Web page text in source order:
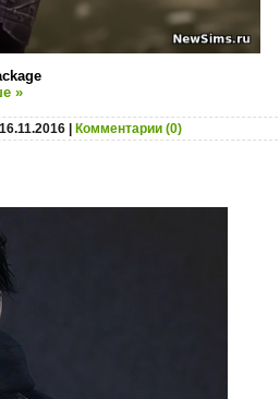
»
16.11.2016 Комментарии (0)